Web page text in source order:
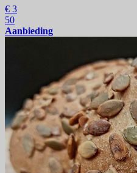
€ 3
50
Aanbieding